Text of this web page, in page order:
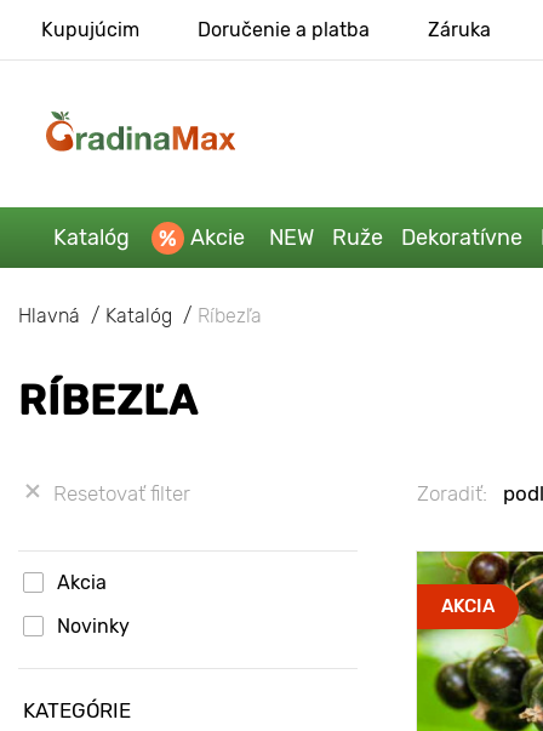
Kupujúcim Doručenie a platba Záruka
Katalóg Akcie NEW Ruže Dekoratívne
Hlavná Katalóg Ríbezľa
RÍBEZĽA
Resetovať filter
Akcia
Novinky
KATEGÓRIE
Zoradiť:
AKCIA
Hĺbka
Type pots